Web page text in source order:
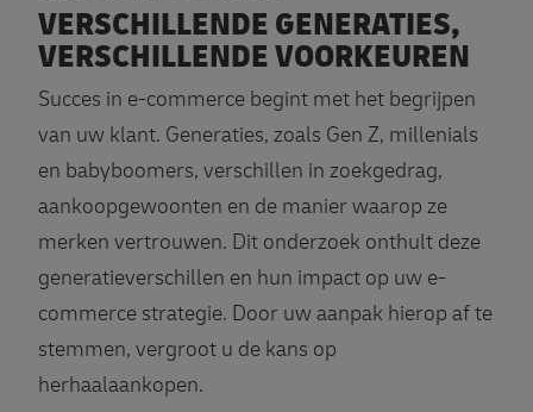
VERSCHILLENDE GENERATIES,
VERSCHILLENDE VOORKEUREN
Succes in e-commerce begint met het begrijpen
van uw klant. Generaties, zoals Gen Z, millenials
en babyboomers, verschillen in zoekgedrag,
aankoopgewoonten en de manier waarop ze
merken vertrouwen. Dit onderzoek onthult deze
generatieverschillen en hun impact op uw e-
commerce strategie. Door uw aanpak hierop af te
stemmen, vergroot u de kans op
herhaalaankopen.